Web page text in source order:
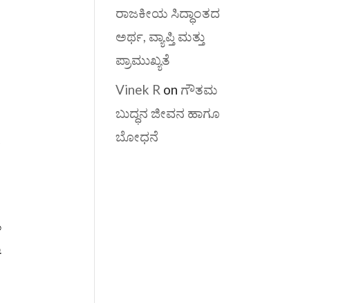
ರಾಜಕೀಯ ಸಿದ್ಧಾಂತದ
ಅರ್ಥ, ವ್ಯಾಪ್ತಿ ಮತ್ತು
ಪ್ರಾಮುಖ್ಯತೆ
Vinek R on ಗೌತಮ
ಬುದ್ಧನ ಜೀವನ ಹಾಗೂ
ಬೋಧನೆ